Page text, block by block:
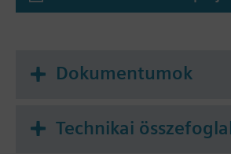
Dokumentumok
Technikai